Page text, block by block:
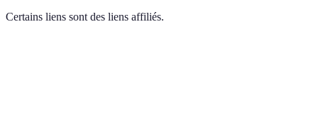
Certains liens sont des liens affiliés.